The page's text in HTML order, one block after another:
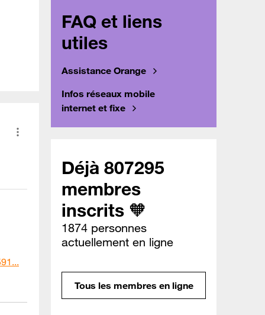
FAQ et liens
utiles
Assistance Orange
Infos réseaux mobile
internet et fixe
Déjà 807295
membres
inscrits 🧡
1874 personnes
actuellement en ligne
Tous les membres en ligne